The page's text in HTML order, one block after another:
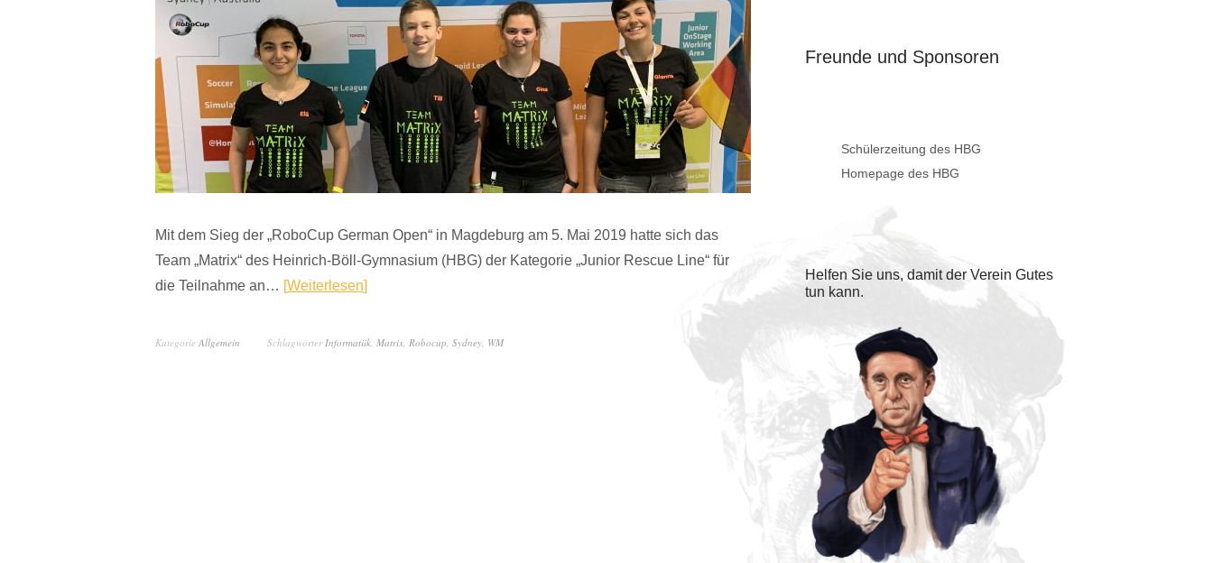
Mit dem Sieg der „RoboCup German Open“ in Magdeburg am 5. Mai 2019 hatte sich das
Team „Matrix“ des Heinrich-Böll-Gymnasium (HBG) der Kategorie „Junior Rescue Line“ für
die Teilnahme an… Weiterlesen
Kategorie Allgemein SchlagwörterInformatiik, Matrix, Robocup, Sydney, WM
Freunde und Sponsoren
Schülerzeitung des HBG
Homepage des HBG
Helfen Sie uns, damit der Verein Gutes
tun kann.